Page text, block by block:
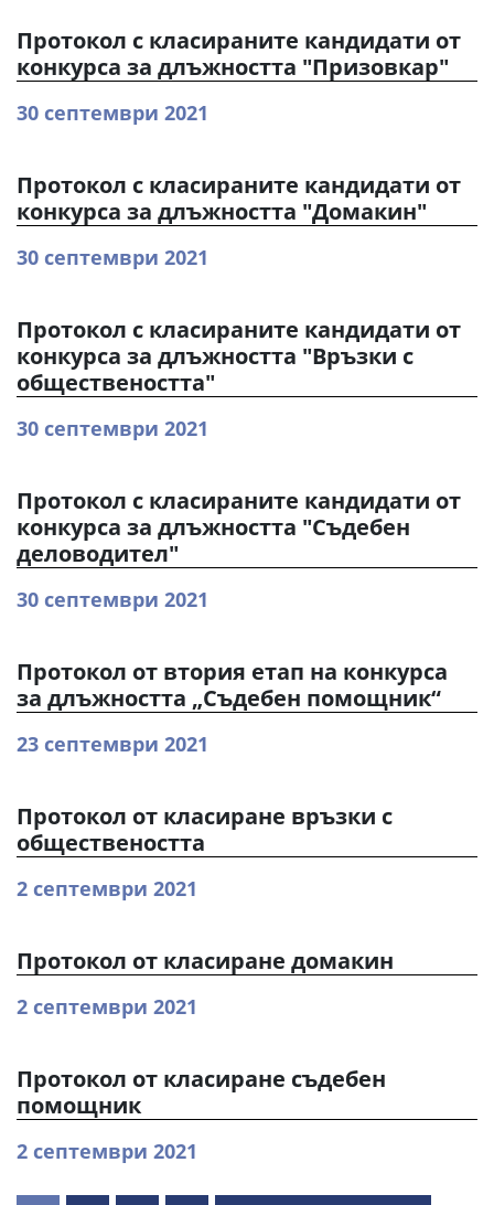
Протокол с класираните кандидати от
конкурса за длъжността "Призовкар"
30 септември 2021
Протокол с класираните кандидати от
конкурса за длъжността "Домакин"
30 септември 2021
Протокол с класираните кандидати от
конкурса за длъжността "Връзки с
обществеността"
30 септември 2021
Протокол с класираните кандидати от
конкурса за длъжността "Съдебен
деловодител"
30 септември 2021
Протокол от втория етап на конкурса
за длъжността „Съдебен помощник“
23 септември 2021
Протокол от класиране връзки с
обществеността
2 септември 2021
Протокол от класиране домакин
2 септември 2021
Протокол от класиране съдебен
помощник
2 септември 2021